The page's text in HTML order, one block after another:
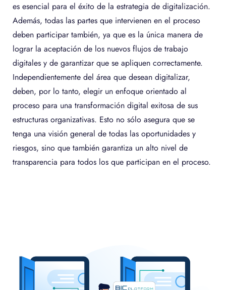
es esencial para el éxito de la estrategia de digitalización.
Además, todas las partes que intervienen en el proceso
deben participar también, ya que es la única manera de
lograr la aceptación de los nuevos flujos de trabajo
digitales y de garantizar que se apliquen correctamente.
Independientemente del área que desean digitalizar,
deben, por lo tanto, elegir un enfoque orientado al
proceso para una transformación digital exitosa de sus
estructuras organizativas. Esto no sólo asegura que se
tenga una visión general de todas las oportunidades y
riesgos, sino que también garantiza un alto nivel de
transparencia para todos los que participan en el proceso.